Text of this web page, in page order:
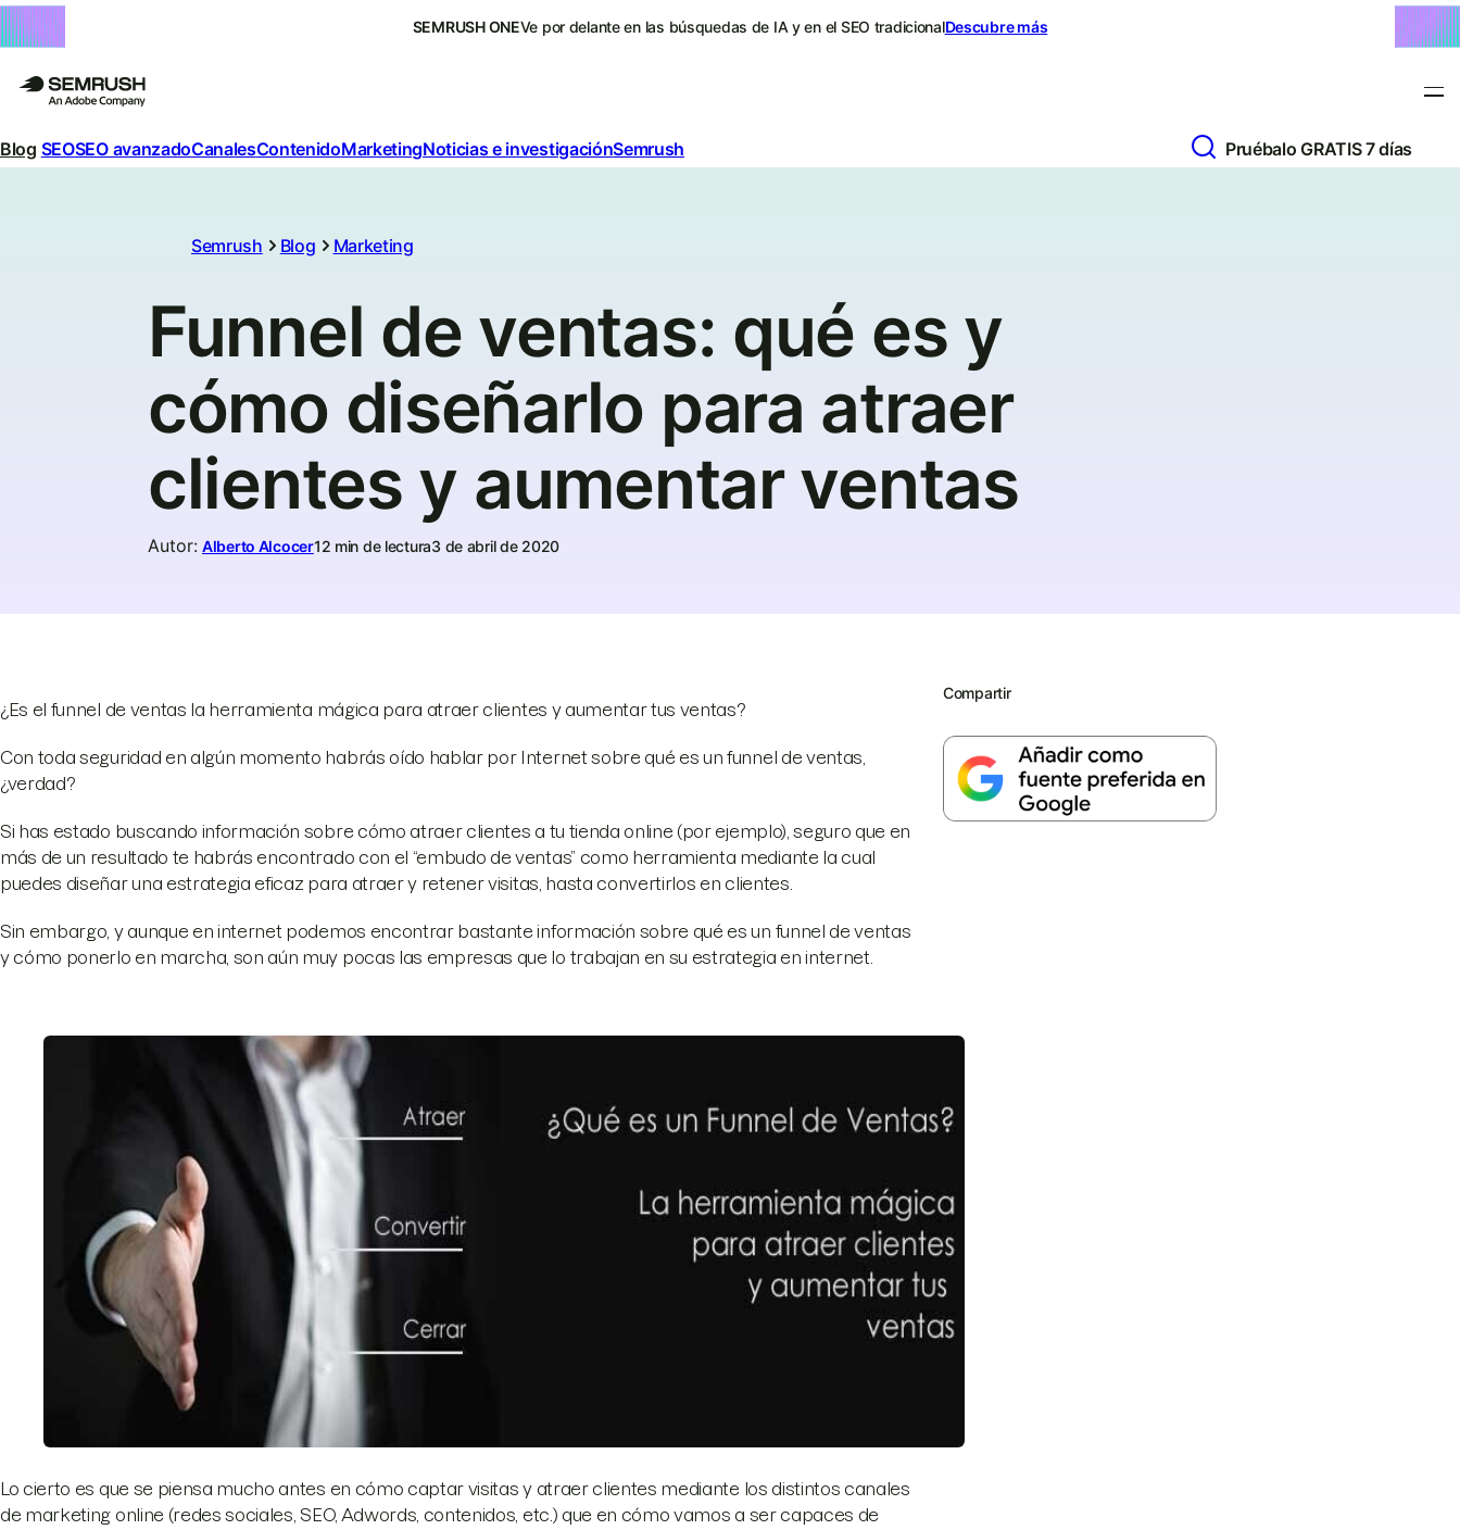
SEMRUSH ONEVe por delante en las búsquedas de IA y en el SEO tradicionalDescubre más
Blog SEOSEO avanzadoCanalesContenidoMarketingNoticias e investigaciónSemrush Pruébalo GRATIS 7 días
Semrush Blog Marketing
Funnel de ventas: qué es y
cómo diseñarlo para atraer
clientes y aumentar ventas
Autor: Alberto Alcocer12 min de lectura3 de abril de 2020
¿Es el funnel de ventas la herramienta mágica para atraer clientes y aumentar tus ventas?
Con toda seguridad en algún momento habrás oído hablar por Internet sobre qué es un funnel de ventas,
¿verdad?
Si has estado buscando información sobre cómo atraer clientes a tu tienda online (por ejemplo), seguro que en
más de un resultado te habrás encontrado con el “embudo de ventas” como herramienta mediante la cual
puedes diseñar una estrategia eficaz para atraer y retener visitas, hasta convertirlos en clientes.
Sin embargo, y aunque en internet podemos encontrar bastante información sobre qué es un funnel de ventas
y cómo ponerlo en marcha, son aún muy pocas las empresas que lo trabajan en su estrategia en internet.
Lo cierto es que se piensa mucho antes en cómo captar visitas y atraer clientes mediante los distintos canales
de marketing online (redes sociales, SEO, Adwords, contenidos, etc.) que en cómo vamos a ser capaces de
Compartir